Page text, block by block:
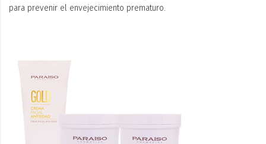
para prevenir el envejecimiento prematuro.